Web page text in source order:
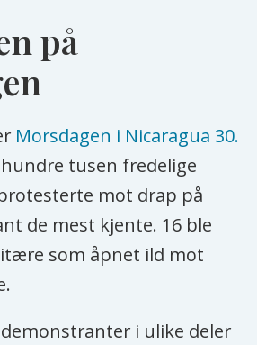
på
Morsdagen i Nicaragua 30.
tusen fredelige
mot drap på
de mest kjente. 16 ble
som åpnet ild mot
i ulike deler